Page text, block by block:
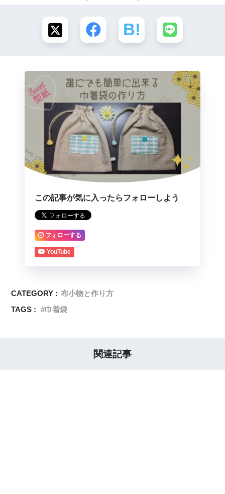
この記事が気に入ったらフォローしよう
フォローする
YouTube
CATEGORY : 布小物と作り方
TAGS :
巾着袋
関連記事